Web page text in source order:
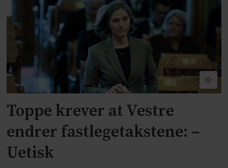
Toppe krever at Vestre
endrer fastlegetakstene: –
Uetisk